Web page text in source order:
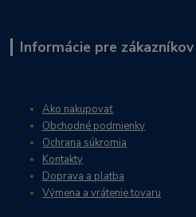
Informácie pre zákazníkov
Ako nakupovať
Obchodné podmienky
Ochrana súkromia
Kontakty
Doprava a platba
Výmena a vrátenie tovaru